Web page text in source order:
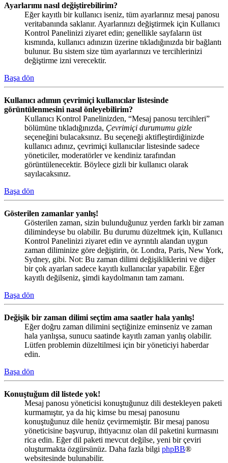
Ayarlarımı nasıl değiştirebilirim?
Eğer kayıtlı bir kullanıcı iseniz, tüm ayarlarınız mesaj panosu
veritabanında saklanır. Ayarlarınızı değiştirmek için Kullanıcı
Kontrol Panelinizi ziyaret edin; genellikle sayfaların üst
kısmında, kullanıcı adınızın üzerine tıkladığınızda bir bağlantı
bulunur. Bu sistem size tüm ayarlarınızı ve tercihlerinizi
değiştirme izni verecektir.
Başa dön
Kullanıcı adımın çevrimiçi kullanıcılar listesinde
görüntülenmesini nasıl önleyebilirim?
Kullanıcı Kontrol Panelinizden, “Mesaj panosu tercihleri”
bölümüne tıkladığınızda, Çevrimiçi durumumu gizle
seçeneğini bulacaksınız. Bu seçeneği aktifleştirdiğinizde
kullanıcı adınız, çevrimiçi kullanıcılar listesinde sadece
yöneticiler, moderatörler ve kendiniz tarafından
görüntülenecektir. Böylece gizli bir kullanıcı olarak
sayılacaksınız.
Başa dön
Gösterilen zamanlar yanlış!
Gösterilen zaman, sizin bulunduğunuz yerden farklı bir zaman
dilimindeyse bu olabilir. Bu durumu düzeltmek için, Kullanıcı
Kontrol Panelinizi ziyaret edin ve ayrıntılı alandan uygun
zaman diliminize göre değiştirin, ör. Londra, Paris, New York,
Sydney, gibi. Not: Bu zaman dilimi değişikliklerini ve diğer
bir çok ayarları sadece kayıtlı kullanıcılar yapabilir. Eğer
kayıtlı değilseniz, şimdi kaydolmanın tam zamanı.
Başa dön
Değişik bir zaman dilimi seçtim ama saatler hala yanlış!
Eğer doğru zaman dilimini seçtiğinize eminseniz ve zaman
hala yanlışsa, sunucu saatinde kayıtlı zaman yanlış olabilir.
Lütfen problemin düzeltilmesi için bir yöneticiyi haberdar
edin.
Başa dön
Konuştuğum dil listede yok!
Mesaj panosu yöneticisi konuştuğunuz dili destekleyen paketi
kurmamıştır, ya da hiç kimse bu mesaj panosunu
konuştuğunuz dile henüz çevirmemiştir. Bir mesaj panosu
yöneticisine başvurup, ihtiyacınız olan dil paketini kurmasını
rica edin. Eğer dil paketi mevcut değilse, yeni bir çeviri
oluşturmakta özgürsünüz. Daha fazla bilgi phpBB®
websitesinde bulunabilir.